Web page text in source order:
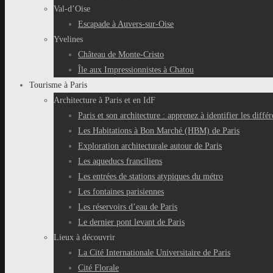
Val-d’Oise
Escapade à Auvers-sur-Oise
Yvelines
Château de Monte-Cristo
Île aux Impressionnistes à Chatou
Tourisme à Paris
Architecture à Paris et en IdF
Paris et son architecture : apprenez à identifier les
Les Habitations à Bon Marché (HBM) de Paris
Exploration architecturale autour de Paris
Les aqueducs franciliens
Les entrées de stations atypiques du métro
Les fontaines parisiennes
Les réservoirs d’eau de Paris
Le dernier pont levant de Paris
Lieux à découvrir
La Cité Internationale Universitaire de Paris
Cité Florale